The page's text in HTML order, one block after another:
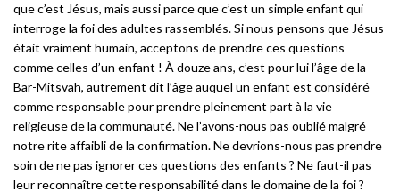
que c’est Jésus, mais aussi parce que c’est un simple enfant qui
interroge la foi des adultes rassemblés. Si nous pensons que Jésus
était vraiment humain, acceptons de prendre ces questions
comme celles d’un enfant ! À douze ans, c’est pour lui l’âge de la
Bar-Mitsvah, autrement dit l’âge auquel un enfant est considéré
comme responsable pour prendre pleinement part à la vie
religieuse de la communauté. Ne l’avons-nous pas oublié malgré
notre rite affaibli de la confirmation. Ne devrions-nous pas prendre
soin de ne pas ignorer ces questions des enfants ? Ne faut-il pas
leur reconnaître cette responsabilité dans le domaine de la foi ?